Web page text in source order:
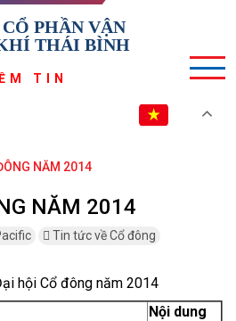
PHẦN VẬN
THÁI BÌNH
TIN
NĂM 2014
NĂM 2014
Tin tức về Cổ đông
hội Cổ đông năm 2014
Nội dung